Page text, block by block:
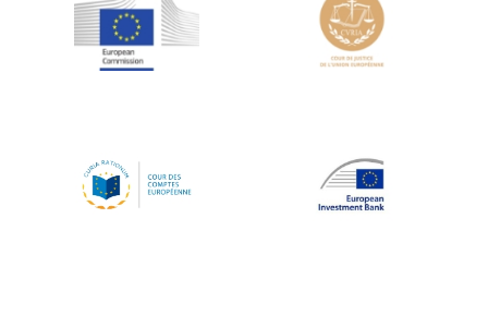
Jean-Louis Schiltz
Jean-Victor Louis
Johnny Åkerholm